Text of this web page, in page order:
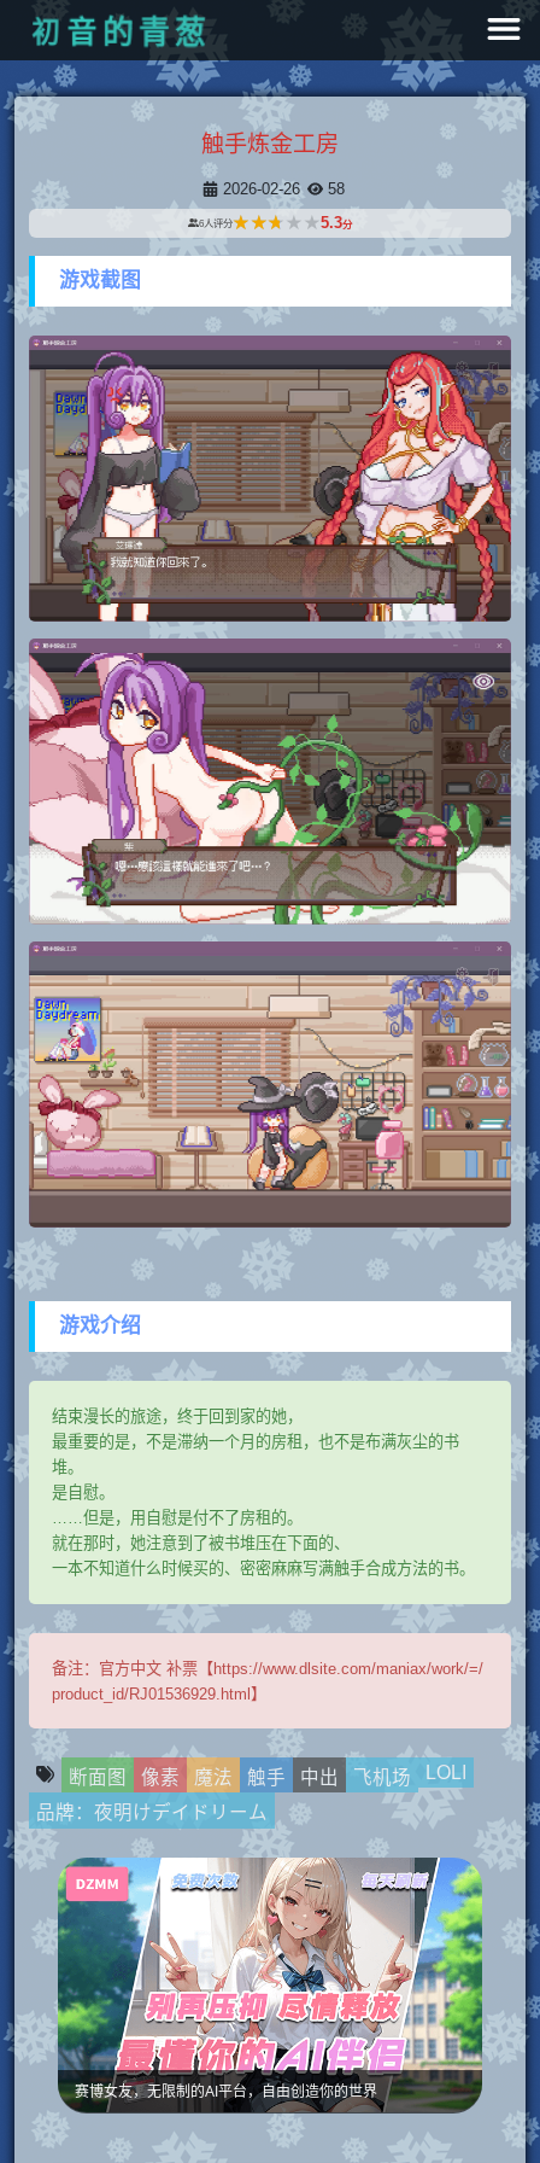
初 音 的 青 葱
触手炼金工房
2026-02-26 58
6 人评分★★★★★
★★★★★5.3分
游戏截图
游戏介绍
结束漫长的旅途，终于回到家的她，
最重要的是，不是滞纳一个月的房租，也不是布满灰尘的书
堆。
是自慰。
……但是，用自慰是付不了房租的。
就在那时，她注意到了被书堆压在下面的、
一本不知道什么时候买的、密密麻麻写满触手合成方法的书。
备注： 官方中文 补票【https://www.dlsite.com/maniax/work/=/
product_id/RJ01536929.html】
断面图 像素 魔法 触手 中出 飞机场
LOLI
品牌：夜明けデイドリーム
赛博女友，无限制的AI平台，自由创造你的世界